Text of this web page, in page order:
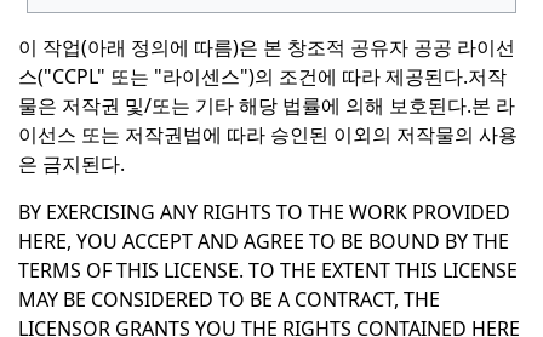
이 작업(아래 정의에 따름)은 본 창조적 공유자 공공 라이선
스("CCPL" 또는 "라이센스")의 조건에 따라 제공된다.저작
물은 저작권 및/또는 기타 해당 법률에 의해 보호된다.본 라
이선스 또는 저작권법에 따라 승인된 이외의 저작물의 사용
은 금지된다.
BY EXERCISING ANY RIGHTS TO THE WORK PROVIDED
HERE, YOU ACCEPT AND AGREE TO BE BOUND BY THE
TERMS OF THIS LICENSE. TO THE EXTENT THIS LICENSE
MAY BE CONSIDERED TO BE A CONTRACT, THE
LICENSOR GRANTS YOU THE RIGHTS CONTAINED HERE